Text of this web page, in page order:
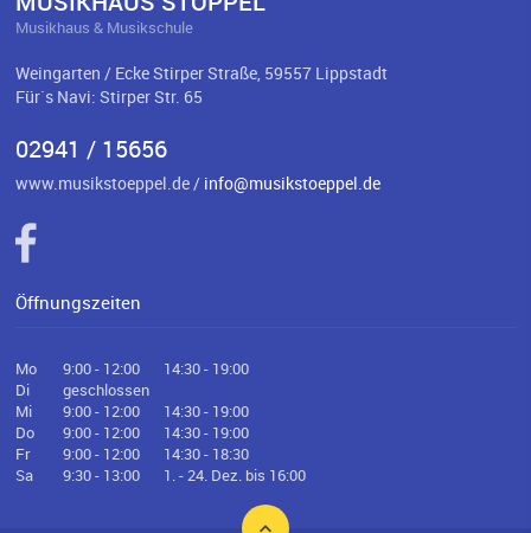
Musikhaus & Musikschule
Weingarten / Ecke Stirper Straße, 59557 Lippstadt
Für`s Navi: Stirper Str. 65
02941 / 15656
www.musikstoeppel.de / info@musikstoeppel.de
Öffnungszeiten
Mo 9:00 - 12:00
14:30 - 19:00
Di
geschlossen
Mi
9:00 - 12:00
14:30 - 19:00
Do
9:00 - 12:00
14:30 - 19:00
Fr
9:00 - 12:00
14:30 - 18:30
Sa
9:30 - 13:00 1. - 24. Dez. bis 16:00